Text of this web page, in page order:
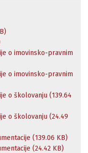
o imovinsko-pravnim
o imovinsko-pravnim
o školovanju (139.64
o školovanju (24.49
(139.06 KB)
(24.42 KB)